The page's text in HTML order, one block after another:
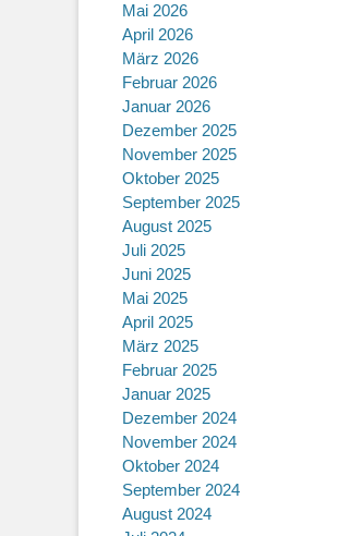
Mai 2026
April 2026
März 2026
Februar 2026
Januar 2026
Dezember 2025
November 2025
Oktober 2025
September 2025
August 2025
Juli 2025
Juni 2025
Mai 2025
April 2025
März 2025
Februar 2025
Januar 2025
Dezember 2024
November 2024
Oktober 2024
September 2024
August 2024